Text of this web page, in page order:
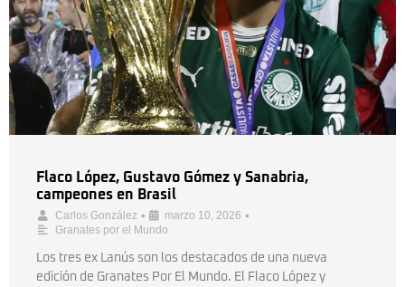
Flaco López, Gustavo Gómez y Sanabria,
campeones en Brasil
Carlos González • marzo 10, 2026 •
Granates por el Mundo
Los tres ex Lanús son los destacados de una nueva
edición de Granates Por El Mundo. El Flaco López y